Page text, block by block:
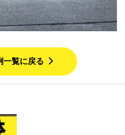
一覧に戻る